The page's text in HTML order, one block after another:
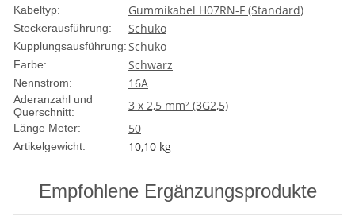
Kabeltyp: Gummikabel H07RN-F (Standard)
Steckerausführung: Schuko
Kupplungsausführung:Schuko
Farbe: Schwarz
Nennstrom: 16A
Aderanzahl und
Querschnitt:
3 x 2,5 mm² (3G2,5)
Länge Meter: 50
Artikelgewicht: 10,10 kg
Empfohlene Ergänzungsprodukte